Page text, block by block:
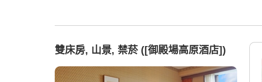
雙床房, 山景, 禁菸 ([御殿場高原酒店])